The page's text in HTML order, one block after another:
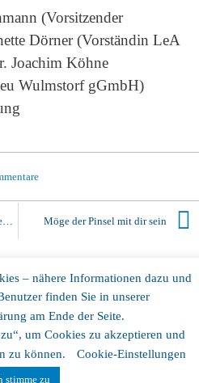
(Vorsitzender
Dörner (Vorständin LeA
Joachim Köhne
Wulmstorf gGmbH)
Mehr Entlastung dank Familien-Assistenz Möge der Pinsel mit dir sein
© 2025LeA Verein
Impressum
– nähere Informationen dazu und
finden Sie in unserer
am Ende der Seite.
um Cookies zu akzeptieren und
zu können.
Cookie-Einstellungen
stimme zu